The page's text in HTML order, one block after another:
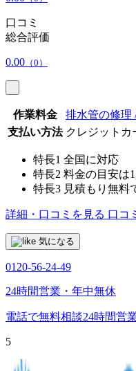
口コミ
総合評価
0.00 （0）
作業料金
排水管の修理
支払い方法 クレジットカ
特長1 全国に対応
特長2 料金の目安は
特長3 見積もり無料
詳細・口コミを見る 口コ
気になる
0120-56-24-49
24時間営業・年中無休
電話で無料相談24時間営
5